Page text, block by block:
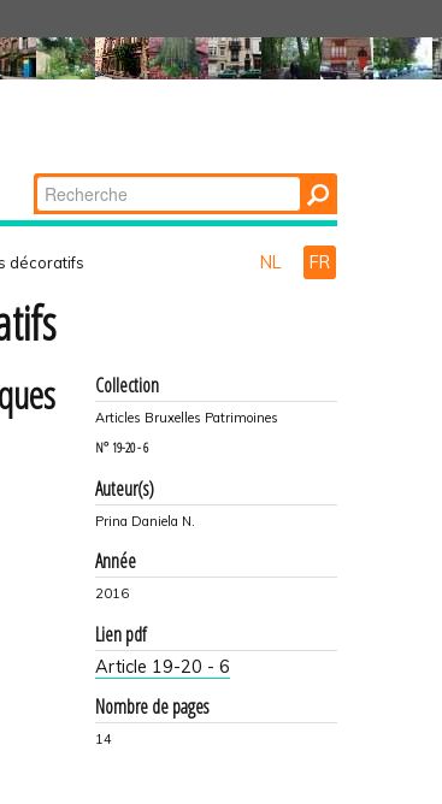
Chercher par
Recherche
décoratifs NL FR
Collection
Articles Bruxelles Patrimoines
N° 19-20 - 6
Auteur(s)
Prina Daniela N.
Année
2016
Lien pdf
Article 19-20 - 6
Nombre de pages
14